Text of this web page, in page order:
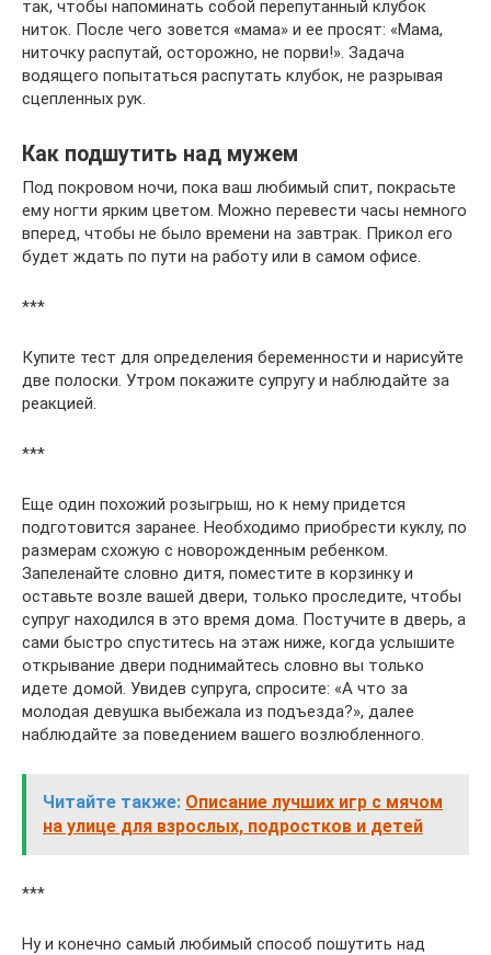
так, чтобы напоминать собой перепутанный клубок
ниток. После чего зовется «мама» и ее просят: «Мама,
ниточку распутай, осторожно, не порви!». Задача
водящего попытаться распутать клубок, не разрывая
сцепленных рук.
Как подшутить над мужем
Под покровом ночи, пока ваш любимый спит, покрасьте
ему ногти ярким цветом. Можно перевести часы немного
вперед, чтобы не было времени на завтрак. Прикол его
будет ждать по пути на работу или в самом офисе.
***
Купите тест для определения беременности и нарисуйте
две полоски. Утром покажите супругу и наблюдайте за
реакцией.
***
Еще один похожий розыгрыш, но к нему придется
подготовится заранее. Необходимо приобрести куклу, по
размерам схожую с новорожденным ребенком.
Запеленайте словно дитя, поместите в корзинку и
оставьте возле вашей двери, только проследите, чтобы
супруг находился в это время дома. Постучите в дверь, а
сами быстро спуститесь на этаж ниже, когда услышите
открывание двери поднимайтесь словно вы только
идете домой. Увидев супруга, спросите: «А что за
молодая девушка выбежала из подъезда?», далее
наблюдайте за поведением вашего возлюбленного.
Читайте также: Описание лучших игр с мячом
на улице для взрослых, подростков и детей
***
Ну и конечно самый любимый способ пошутить над